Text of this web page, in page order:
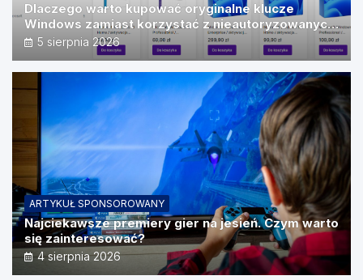
Dlaczego warto kupować oryginalne klucze
Windows zamiast korzystać z nieautoryzowanych
źródeł?
5 sierpnia 2026
ARTYKUŁ SPONSOROWANY
Najciekawsze premiery gier na jesień. Czym warto
się zainteresować?
4 sierpnia 2026